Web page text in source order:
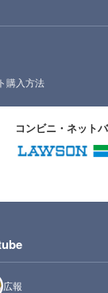
購入方法
コンビニ・ネット
広報